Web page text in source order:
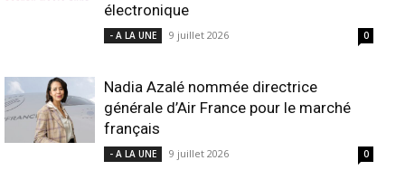
électronique
- A LA UNE 9 juillet 2026 0
Nadia Azalé nommée directrice
générale d’Air France pour le marché
français
- A LA UNE 9 juillet 2026 0